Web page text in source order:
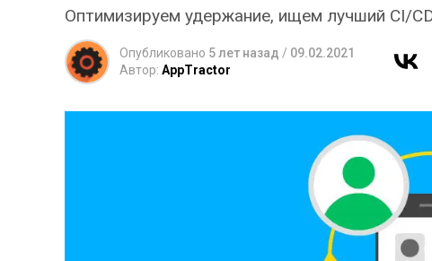
Оптимизируем удержание, ищем лучший CI/
Опубликовано 5 лет назад / 09.02.2021
Автор: AppTractor